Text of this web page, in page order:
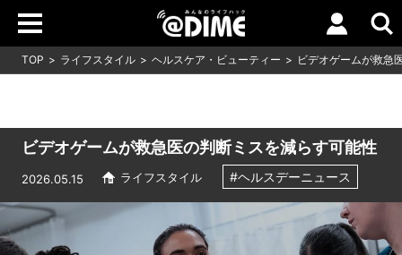
TOP ライフスタイル ヘルスケア・ビューティー ビデオゲームが救急
ビデオゲームが救急医の判断ミスを減らす可能性
2026.05.15 ライフスタイル #ヘルスデーニュース